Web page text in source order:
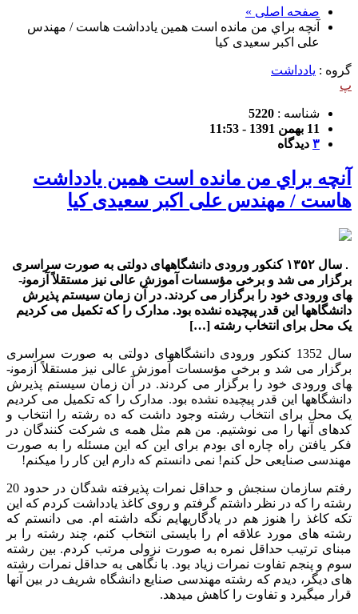
صفحه اصلی »
آنچه براي من مانده است همين يادداشت هاست / مهندس
علی اکبر سعیدی کیا
گروه : یادداشت
پ
شناسه : 5220
11 بهمن 1391 - 11:53
۳ دیدگاه
آنچه براي من مانده است همين يادداشت
هاست / مهندس علی اکبر سعیدی کیا
سال ۱۳۵۲ کنکور ورودی دانشگاه­های دولتی به صورت سراسری
برگزار می­ شد و برخی مؤسسات آموزش عالی نیز مستقلاً آزمون­
های ورودی خود را برگزار می­ کردند. در آن زمان سیستم پذیرش
دانشگاه­ها این قدر پیچیده نشده بود. مدارک را که تکمیل می­ کردیم
یک محل برای انتخاب رشته […]
سال 1352 کنکور ورودی دانشگاه­های دولتی به صورت سراسری
برگزار می­ شد و برخی مؤسسات آموزش عالی نیز مستقلاً آزمون­
های ورودی خود را برگزار می­ کردند. در آن زمان سیستم پذیرش
دانشگاه­ها این قدر پیچیده نشده بود. مدارک را که تکمیل می­ کردیم
یک محل برای انتخاب رشته وجود داشت که ده رشته را انتخاب و
کدهای آن­ها را می ­نوشتیم. من هم مثل همه­ ی شرکت کنندگان در
فکر یافتن راه چاره ­ای بودم برای این که این مسئله را به صورت
مهندسی صنایعی حل کنم! نمی­ دانستم که دارم این کار را می­کنم!
رفتم سازمان سنجش و حداقل نمرات پذیرفته شدگان در حدود 20
رشته را که در نظر داشتم گرفتم و روی کاغذ یادداشت کردم که این
تکه کاغذ را هنوز هم در یادگاری­هایم نگه داشته­ ام. می ­دانستم که
رشته­ های مورد علاقه­ ام را بایستی انتخاب کنم، چند رشته را بر
مبنای ترتیب حداقل نمره به صورت نزولی مرتب کردم. بین رشته
سوم و پنجم تفاوت نمرات زیاد بود. با نگاهی به حداقل نمرات رشته
­های دیگر، دیدم که رشته مهندسی صنایع دانشگاه شریف در بین آن­ها
قرار می­گیرد و تفاوت را کاهش می­دهد.